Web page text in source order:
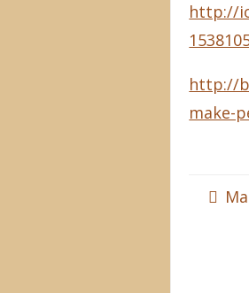
http://
http://
make-